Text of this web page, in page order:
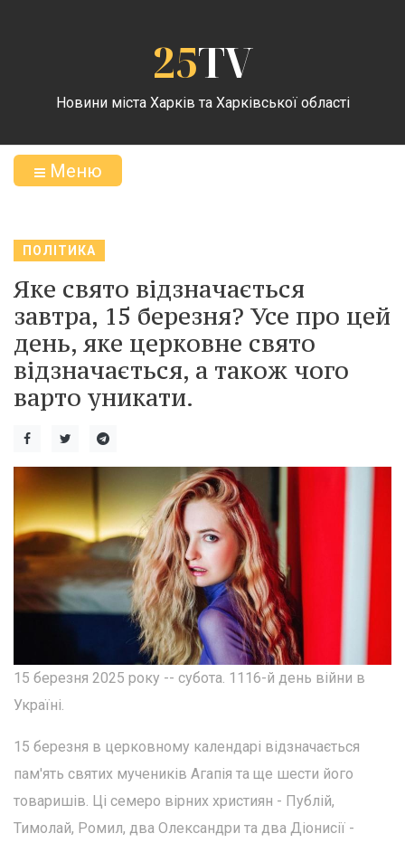
25TV
Новини міста Харків та Харківської області
Меню
ПОЛІТИКА
Яке свято відзначається
завтра, 15 березня? Усе про цей
день, яке церковне свято
відзначається, а також чого
варто уникати.
15 березня 2025 року -- субота. 1116-й день війни в
Україні.
15 березня в церковному календарі відзначається
пам'ять святих мучеників Агапія та ще шести його
товаришів. Ці семеро вірних християн - Публій,
Тимолай, Ромил, два Олександри та два Діонисії -